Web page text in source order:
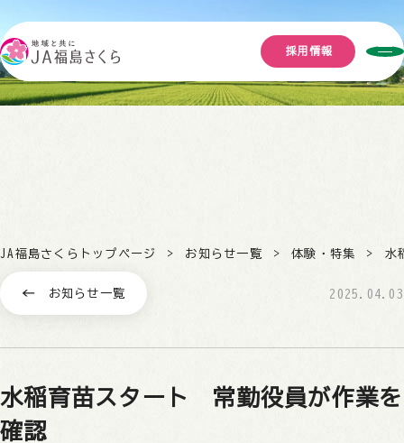
採用情報
JA福島さくらトップページ お知らせ一覧 体験・特集 水
お知らせ一覧 2025.04.03
水稲育苗スタート 常勤役員が作業を
確認